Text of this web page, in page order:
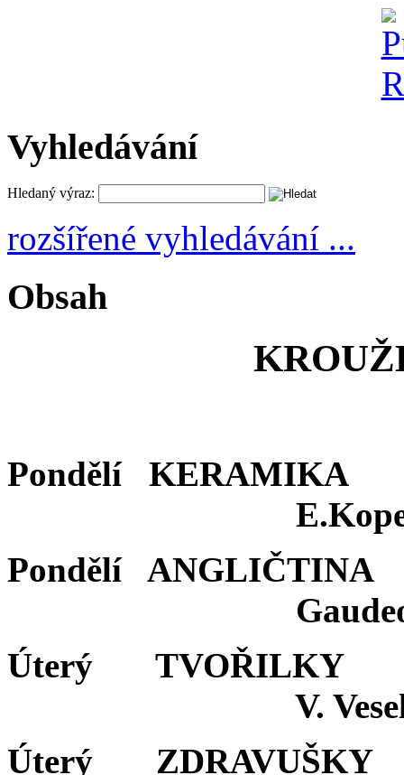
Vyhledávání
Hledaný výraz:
rozšířené vyhledávání ...
Obsah
Pondělí
E.Kopetová
Pondělí
Gaudeo
Úterý
V. Veselá
Úterý